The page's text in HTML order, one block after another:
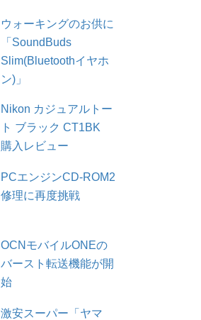
ウォーキングのお供に
「SoundBuds
Slim(Bluetoothイヤホ
ン)」
Nikon カジュアルトー
ト ブラック CT1BK
購入レビュー
PCエンジンCD-ROM2
修理に再度挑戦
OCNモバイルONEの
バースト転送機能が開
始
激安スーパー「ヤマ